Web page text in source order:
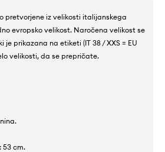
pretvorjene iz velikosti italijanskega
evropsko velikost. Naročena velikost se
je prikazana na etiketi (IT 38 / XXS = EU
velikosti, da se prepričate.
53 cm.